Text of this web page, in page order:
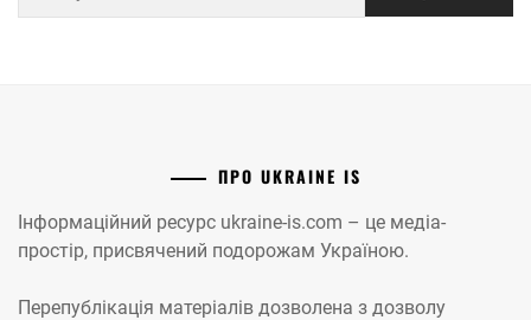
ПРО UKRAINE IS
Інформаційний ресурс ukraine-is.com – це медіа-
простір, присвячений подорожам Україною.
Перепублікація матеріалів дозволена з дозволу